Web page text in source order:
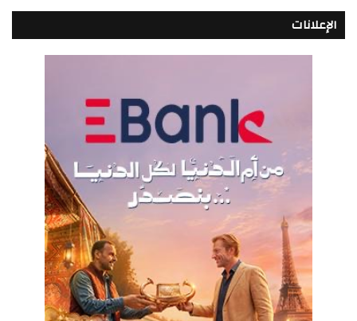
الإعلانات